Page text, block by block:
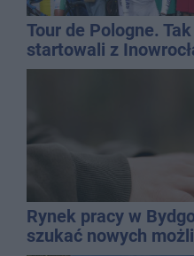
Tour de Pologne.
startowali z
Rynek pracy w
szukać nowych